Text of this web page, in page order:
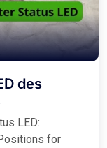
des
LED:
for